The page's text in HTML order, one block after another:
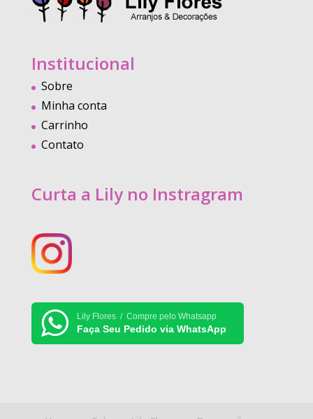
Institucional
Sobre
Minha conta
Carrinho
Contato
Curta a Lily no Instragram
Lily Flores / Compre pelo Whatsapp
Faça Seu Pedido via WhatsApp